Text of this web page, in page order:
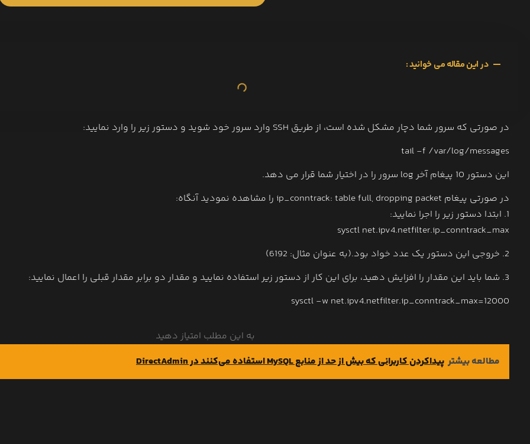
در این مقاله می خوانید :
در صورتی که سرور شما دچار مشکل شده است، از طریق SSH وارد سرور خود شوید و دستور زیر را وارد نمایید:
tail -f /var/log/messages
این دستور 10 پیغام آخر log سرور را در اختیار شما قرار می دهد.
در صورتی پیغام ip_conntrack: table full, dropping packet را مشاهده نمودید آنگاه:
1. ابتدا دستور زیر را اجرا نمایید:
sysctl net.ipv4.netfilter.ip_conntrack_max
2. خروجی این دستور یک عدد خواد بود.(به عنوان مثال: 6192)
3. شما باید این مقدار را افزایش دهید، برای این کار از دستور زیر استفاده نمایید و مقدار دو برابر مقدار قبلی را اعمال نمایید:
sysctl -w net.ipv4.netfilter.ip_conntrack_max=12000
به این مطلب امتیاز دهید
مطالعه بیشتر پیداکردن کاربرانی که بیش از حد از منابع MySQL استفاده می‌کنند در DirectAdmin